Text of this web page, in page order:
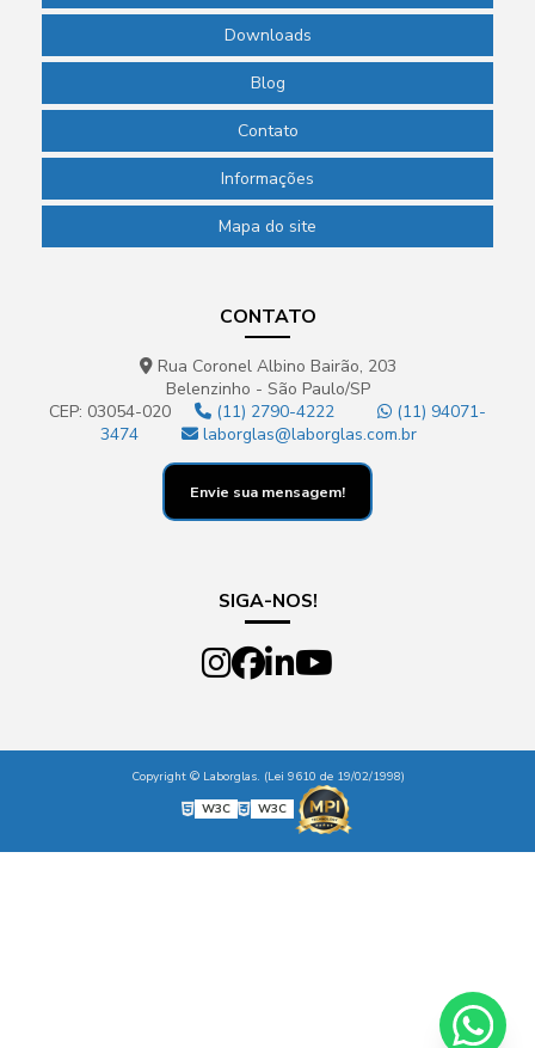
Downloads
Blog
Contato
Informações
Mapa do site
CONTATO
Rua Coronel Albino Bairão, 203
Belenzinho - São Paulo/SP
CEP: 03054-020
(11) 2790-4222
(11) 94071-
3474
laborglas@laborglas.com.br
Envie sua mensagem!
SIGA-NOS!
Copyright © Laborglas. (Lei 9610 de 19/02/1998)
W3C
W3C